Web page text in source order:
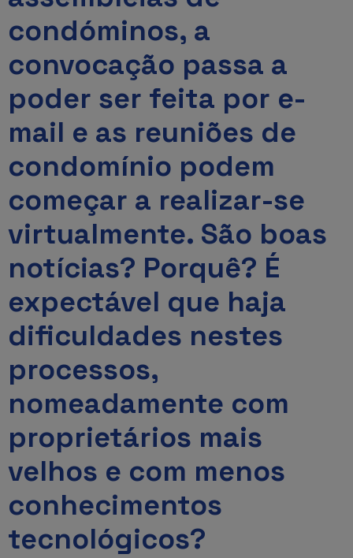
condóminos, a
convocação passa a
poder ser feita por e-
mail e as reuniões de
condomínio podem
começar a realizar-se
virtualmente. São boas
notícias? Porquê? É
expectável que haja
dificuldades nestes
processos,
nomeadamente com
proprietários mais
velhos e com menos
conhecimentos
tecnológicos?